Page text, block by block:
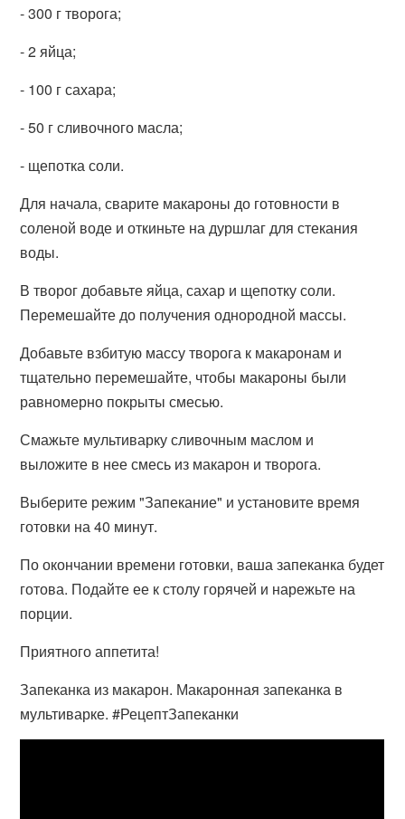
- 300 г творога;
- 2 яйца;
- 100 г сахара;
- 50 г сливочного масла;
- щепотка соли.
Для начала, сварите макароны до готовности в
соленой воде и откиньте на дуршлаг для стекания
воды.
В творог добавьте яйца, сахар и щепотку соли.
Перемешайте до получения однородной массы.
Добавьте взбитую массу творога к макаронам и
тщательно перемешайте, чтобы макароны были
равномерно покрыты смесью.
Смажьте мультиварку сливочным маслом и
выложите в нее смесь из макарон и творога.
Выберите режим "Запекание" и установите время
готовки на 40 минут.
По окончании времени готовки, ваша запеканка будет
готова. Подайте ее к столу горячей и нарежьте на
порции.
Приятного аппетита!
Запеканка из макарон. Макаронная запеканка в
мультиварке. #РецептЗапеканки